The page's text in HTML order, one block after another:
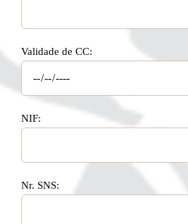
Validade de CC:
NIF:
Nr. SNS: